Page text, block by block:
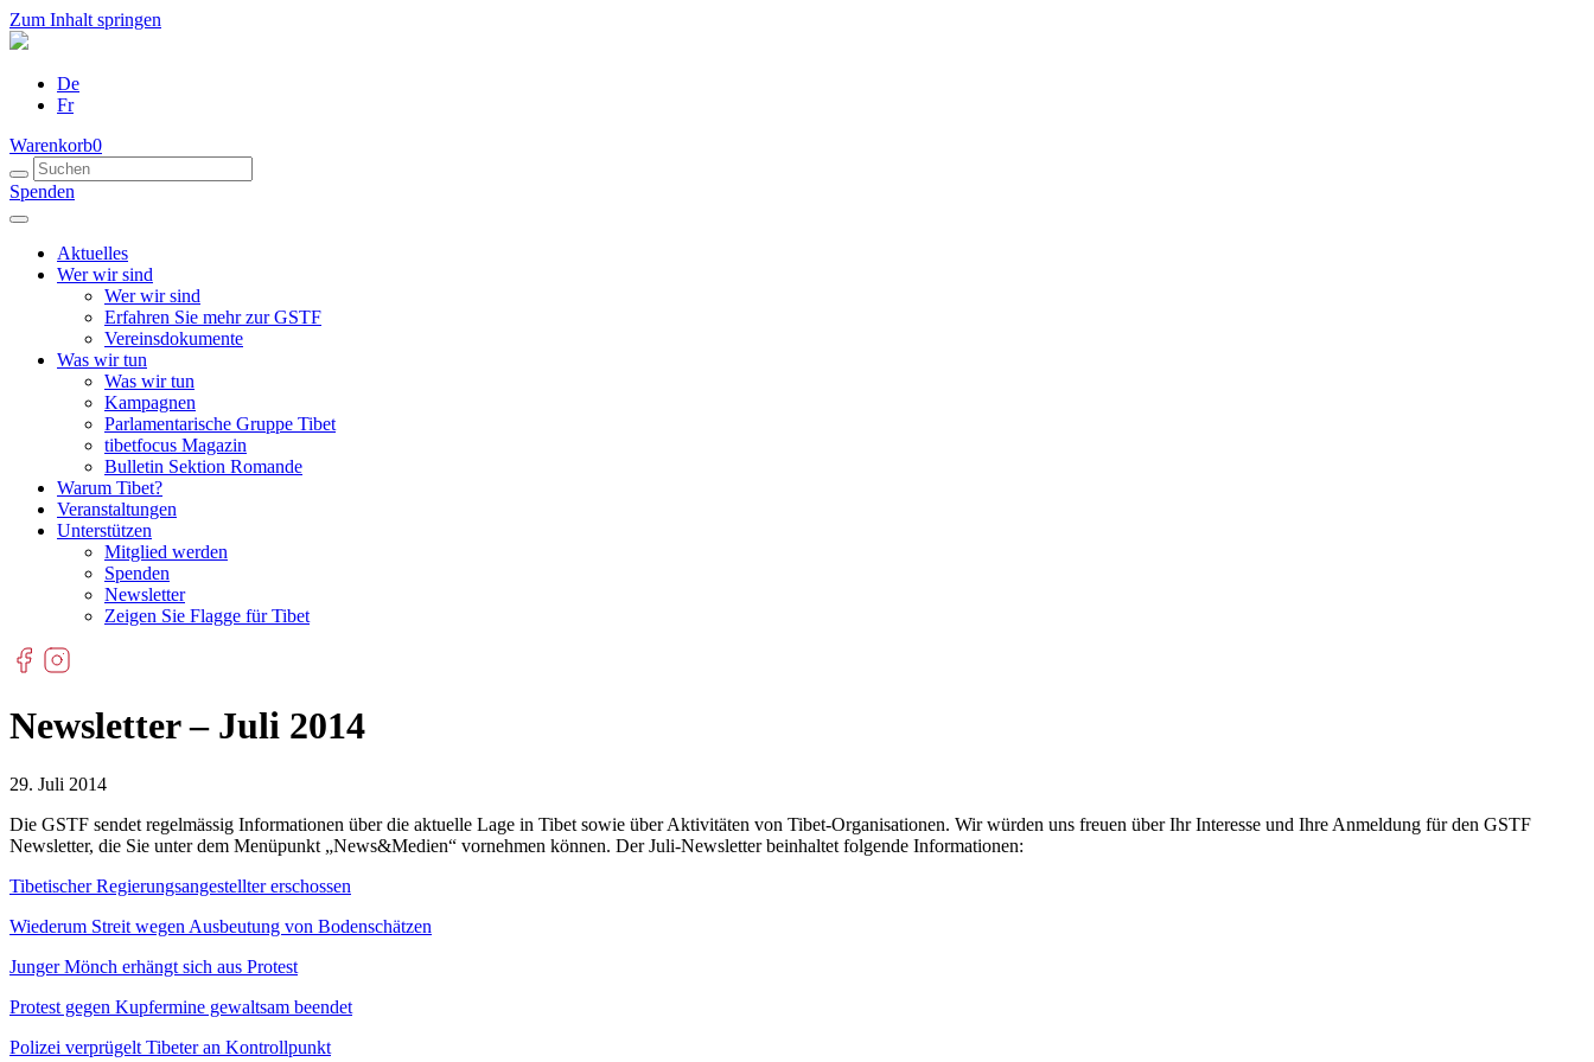
Zum Inhalt springen
De
Fr
Warenkorb0
Spenden
Aktuelles
Wer wir sind
Wer wir sind
Erfahren Sie mehr zur GSTF
Vereinsdokumente
Was wir tun
Was wir tun
Kampagnen
Parlamentarische Gruppe Tibet
tibetfocus Magazin
Bulletin Sektion Romande
Warum Tibet?
Veranstaltungen
Unterstützen
Mitglied werden
Spenden
Newsletter
Zeigen Sie Flagge für Tibet
Newsletter – Juli 2014
29. Juli 2014
Die GSTF sendet regelmässig Informationen über die aktuelle Lage in Tibet sowie über Aktivitäten von Tibet-Organisationen. Wir würden uns freuen über Ihr Interesse und Ihre Anmeldung für den GSTF
Newsletter, die Sie unter dem Menüpunkt „News&Medien“ vornehmen können. Der Juli-Newsletter beinhaltet folgende Informationen:
Tibetischer Regierungsangestellter erschossen
Wiederum Streit wegen Ausbeutung von Bodenschätzen
Junger Mönch erhängt sich aus Protest
Protest gegen Kupfermine gewaltsam beendet
Polizei verprügelt Tibeter an Kontrollpunkt